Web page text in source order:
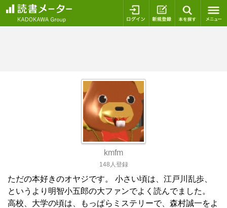
ログイン 新規登録
kmfm
148人登録
ただの本好きのオヤジです。 小さい頃は、江戸川乱歩、
というより明智小五郎の大ファンでよく読んでました。
高校、大学の頃は、もっぱらミステリーで、森村誠一をよ